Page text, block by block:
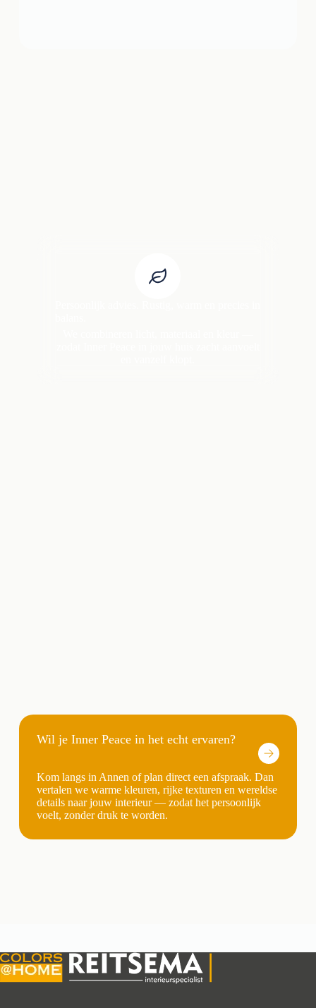
Wil je Inner Peace in het echt ervaren?
Kom langs in Annen of plan direct een afspraak. Dan
vertalen we warme kleuren, rijke texturen en wereldse
details naar jouw interieur — zodat het persoonlijk
voelt, zonder druk te worden.